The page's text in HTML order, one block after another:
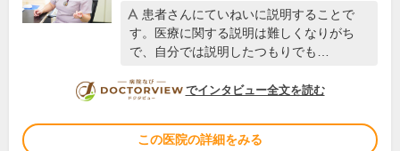
患者さんにていねいに説明することで
す。医療に関する説明は難しくなりがち
で、自分では説明したつもりでも…
DOCTORVIEW
でインタビュー全文を読む
この医院の詳細をみる